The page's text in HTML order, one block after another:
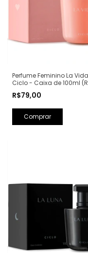
Perfume Feminino La Vida
Ciclo - Caixa de 100ml
Lancôme)
R$79,00